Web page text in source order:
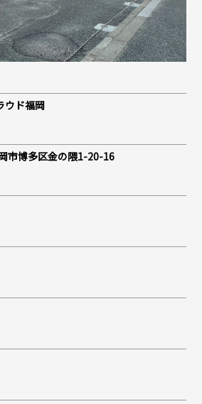
ウド福岡
市博多区金の隈1-20-16